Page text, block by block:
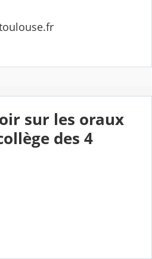
sur les oraux
des 4